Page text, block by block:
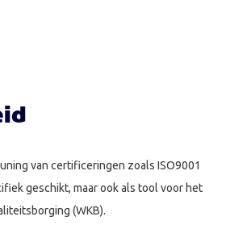
van certificeringen zoals ISO9001
geschikt, maar ook als tool voor het
(WKB).